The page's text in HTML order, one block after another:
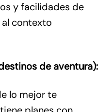
y facilidades de
contexto
de aventura):
lo mejor te